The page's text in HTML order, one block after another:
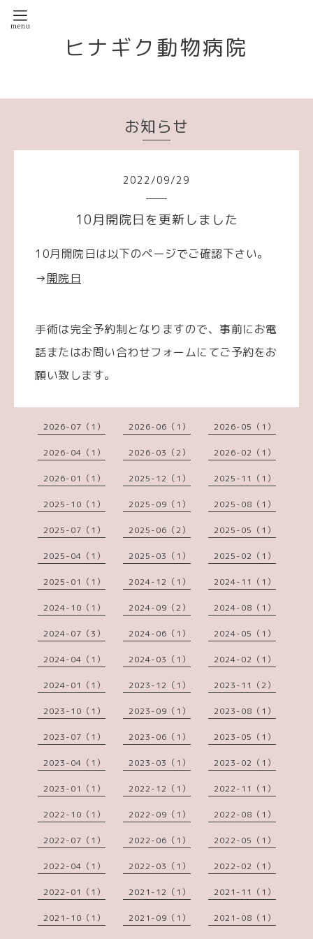
ヒナギク動物病院
お知らせ
2022/09/29
10月開院日を更新しました
10月開院日は以下のページでご確認下さい。
→開院日
手術は完全予約制となりますので、事前にお電
話またはお問い合わせフォームにてご予約をお
願い致します。
2026-07（1） 2026-06（1） 2026-05（1）
2026-04（1） 2026-03（2） 2026-02（1）
2026-01（1） 2025-12（1） 2025-11（1）
2025-10（1） 2025-09（1） 2025-08（1）
2025-07（1） 2025-06（2） 2025-05（1）
2025-04（1） 2025-03（1） 2025-02（1）
2025-01（1） 2024-12（1） 2024-11（1）
2024-10（1） 2024-09（2） 2024-08（1）
2024-07（3） 2024-06（1） 2024-05（1）
2024-04（1） 2024-03（1） 2024-02（1）
2024-01（1） 2023-12（1） 2023-11（2）
2023-10（1） 2023-09（1） 2023-08（1）
2023-07（1） 2023-06（1） 2023-05（1）
2023-04（1） 2023-03（1） 2023-02（1）
2023-01（1） 2022-12（1） 2022-11（1）
2022-10（1） 2022-09（1） 2022-08（1）
2022-07（1） 2022-06（1） 2022-05（1）
2022-04（1） 2022-03（1） 2022-02（1）
2022-01（1） 2021-12（1） 2021-11（1）
2021-10（1） 2021-09（1） 2021-08（1）